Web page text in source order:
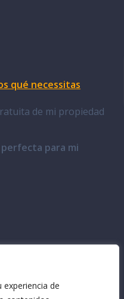
de
qué necessitas
de mi propiedad
para mi